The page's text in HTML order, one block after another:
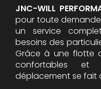
JNC-WILL
pour toute
un service
besoins des
Grâce à une flotte
confortables et
déplacement se fait